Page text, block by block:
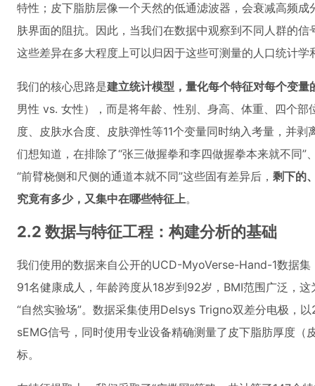
特性；皮下脂肪层像一个天然的低通滤波器，会衰减高频
肤界面的阻抗。因此，当我们在数据中观察到不同人群的
这些差异在多大程度上可以归因于这些可测量的人口统计学
我们的核心思路是建立统计模型，量化每个特征对每个变量
男性 vs. 女性），而是将年龄、性别、身高、体重、四个
度、皮肤水合度、皮肤弹性等11个变量同时纳入考量，并
们想知道，在排除了“张三做握拳和李四做握拳本来就不同”
“前臂桡侧和尺侧的通道本就不同”这些固有差异后， 剩下的
究竟有多少，又集中在哪些特征上。
2.2 数据与特征工程：构建分析的基础
我们使用的数据来自公开的UCD-MyoVerse-Hand-1数据
91名健康成人，年龄跨度从18岁到92岁，BMI范围广泛，
“自然实验场”。数据采集使用Delsys Trigno双差分电极，
sEMG信号，同时使用专业设备精确测量了皮下脂肪厚度（
标。